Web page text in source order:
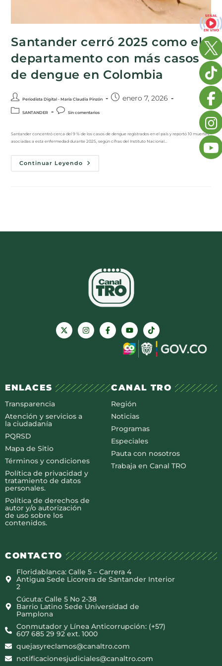
Santander cerró 2025 como el
departamento con más casos
de dengue en Colombia
Periodista Digital - María Claudia Pinzón enero 7, 2026
SANTANDER Sin comentarios
Santander concentró cerca del 9 % de los casos de dengue registrados en el país y reportó 10 muertes
asociadas a esta enfermedad durante 2025, según cifras del Instituto Nacional…
Continuar Leyendo
ENLACES
Transparencia
Atención y servicios a
la ciudadanía
PQRSD
Mapa de Sitio
Términos y condiciones
Política de privacidad y
tratamiento de datos
personales.
Política de derechos de
autor y/o autorización
de uso sobre los
contenidos.
CANAL TRO
Región
Noticias
Programas
Especiales
Pauta con nosotros
Trabaja en Canal TRO
CONTACTO
Floridablanca: Calle 5 – Carrera 4
Antigua Sede Licorera de Santander Interior
2
Cúcuta: Calle 5 No 2-38
Barrio Latino Sede Universidad de
Pamplona
Conmutador y Línea Anticorrupción: (+57)
607 685 29 92 ext. 1000
quejasyreclamos@canaltro.com
notificacionesjudiciales@canaltro.com